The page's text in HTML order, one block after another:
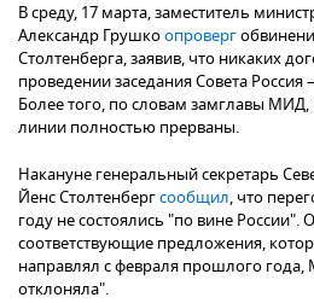
В среду, 17 марта, заместитель
Александр Грушкоопроверг
Столтенберга, заявив, что никаких
проведении заседания Совета
Более того, по словам замглавы
линии полностью прерваны.
Накануне генеральный секретарь
Йенс Столтенбергсообщил, что
году не состоялись "по вине России".
соответствующие предложения,
направлял с февраля прошлого года,
отклоняла".